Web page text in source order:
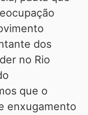
dos
no Rio
que o
enxugamento